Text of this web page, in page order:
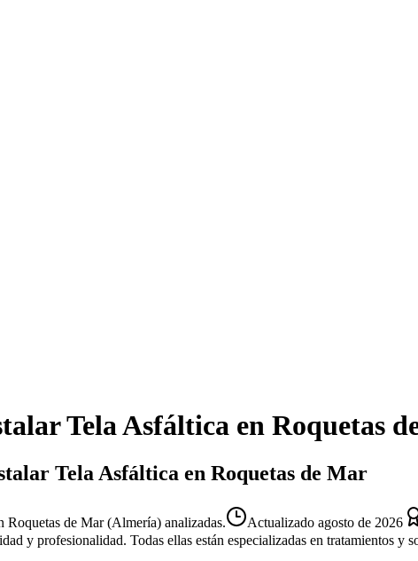
Tela Asfáltica en Roquetas
Tela Asfáltica en Roquetas de Mar
Roquetas de Mar (Almería) analizadas. Actualizado agosto de 2026
y profesionalidad. Todas ellas están especializadas en tratamientos y